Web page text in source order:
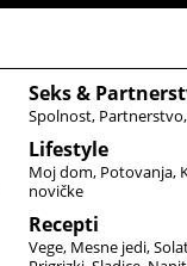
Seks &
Spolnost Partnerstvo
Lifestyle
Moj dom Potovanja
novičke
Recepti
Vege Mesne jedi